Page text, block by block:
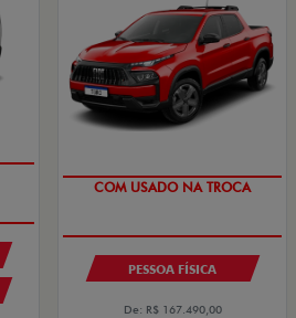
COM USADO NA TROCA
PESSOA FÍSICA
De: R$ 167.490,00